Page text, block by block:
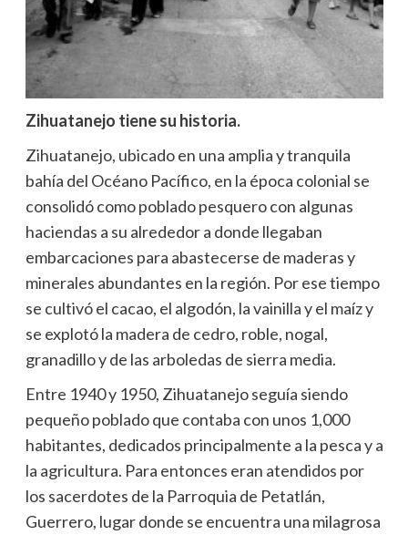
Zihuatanejo tiene su historia.
Zihuatanejo, ubicado en una amplia y tranquila
bahía del Océano Pacífico, en la época colonial se
consolidó como poblado pesquero con algunas
haciendas a su alrededor a donde llegaban
embarcaciones para abastecerse de maderas y
minerales abundantes en la región. Por ese tiempo
se cultivó el cacao, el algodón, la vainilla y el maíz y
se explotó la madera de cedro, roble, nogal,
granadillo y de las arboledas de sierra media.
Entre 1940 y 1950, Zihuatanejo seguía siendo
pequeño poblado que contaba con unos 1,000
habitantes, dedicados principalmente a la pesca y a
la agricultura. Para entonces eran atendidos por
los sacerdotes de la Parroquia de Petatlán,
Guerrero, lugar donde se encuentra una milagrosa